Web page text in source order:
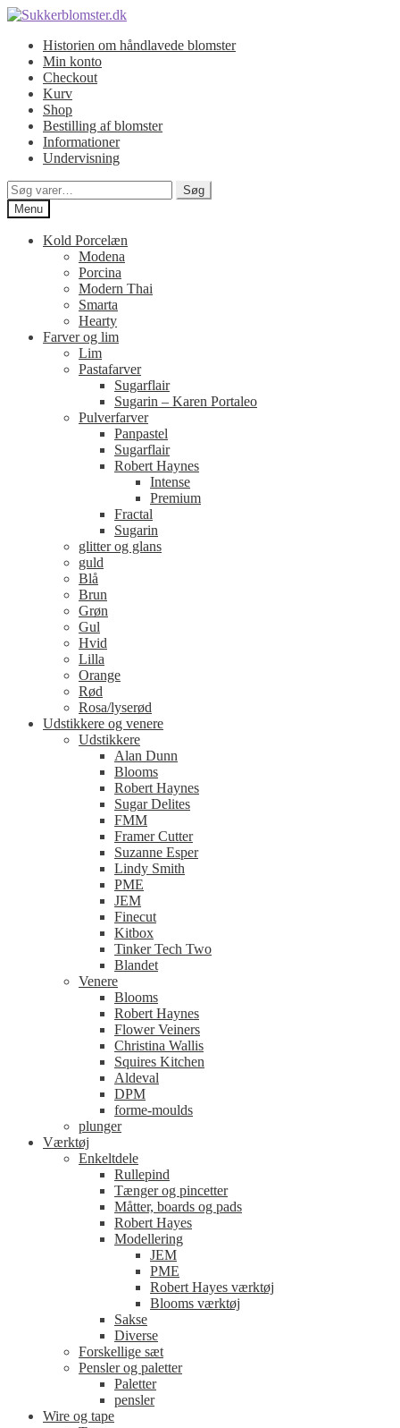
Spring
navigation
Spring
indholdHistorien om håndlavede blomster
Min konto
Checkout
Kurv
Shop
Bestilling af blomster
Informationer
Undervisning
Søg
efter:
Søg
Menu
Kold Porcelæn
Modena
Porcina
Modern Thai
Smarta
Hearty
Farver og lim
Lim
Pastafarver
Sugarflair
Sugarin – Karen Portaleo
Pulverfarver
Panpastel
Sugarflair
Robert Haynes
Intense
Premium
Fractal
Sugarin
glitter og glans
guld
Blå
Brun
Grøn
Gul
Hvid
Lilla
Orange
Rød
Rosa/lyserød
Udstikkere og venere
Udstikkere
Alan Dunn
Blooms
Robert Haynes
Sugar Delites
FMM
Framer Cutter
Suzanne Esper
Lindy Smith
PME
JEM
Finecut
Kitbox
Tinker Tech Two
Blandet
Venere
Blooms
Robert Haynes
Flower Veiners
Christina Wallis
Squires Kitchen
Aldeval
DPM
forme-moulds
plunger
Værktøj
Enkeltdele
Rullepind
Tænger og pincetter
Måtter, boards og pads
Robert Hayes
Modellering
JEM
PME
Robert Hayes værktøj
Blooms værktøj
Sakse
Diverse
Forskellige sæt
Pensler og paletter
Paletter
pensler
Wire og tape